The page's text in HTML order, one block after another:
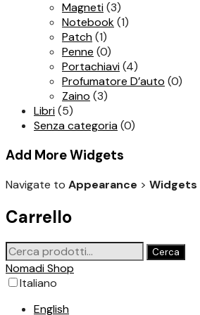
Magneti(3)
Notebook(1)
Patch(1)
Penne (0)
Portachiavi(4)
Profumatore D’auto (0)
Zaino (3)
Libri(5)
Senza categoria(0)
Add More Widgets
Navigate to Appearance > Widgets
Carrello
Cerca: Cerca
Nomadi Shop
Italiano
English